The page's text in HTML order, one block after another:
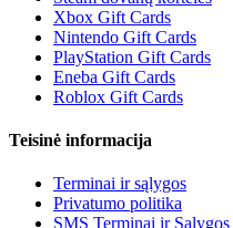
Xbox Gift Cards
Nintendo Gift Cards
PlayStation Gift Cards
Eneba Gift Cards
Roblox Gift Cards
Teisinė informacija
Terminai ir sąlygos
Privatumo politika
SMS Terminai ir Sąlygos